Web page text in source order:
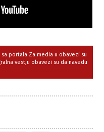
portala Za media u obavezi su
vest,u obavezi su da navedu